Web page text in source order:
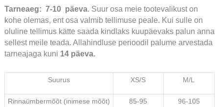
Tarneaeg: 7-10 päeva. Suur osa meie tootevalikust on
kohe olemas, ent osa valmib tellimuse peale. Kui sulle on
oluline tellimus kätte saada kindlaks kuupäevaks palun anna
sellest meile teada. Allahindluse perioodil palume arvestada
tarneajaga kuni 14 päeva.
Suurus XS/S M/L
Rinnaümbermõõt (inimese mõõt) 85-95 96-105